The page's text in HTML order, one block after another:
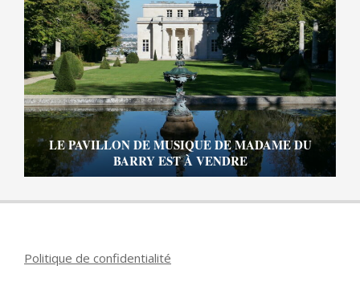
LE PAVILLON DE MUSIQUE DE MADAME DU
BARRY EST À VENDRE
Politique de confidentialité